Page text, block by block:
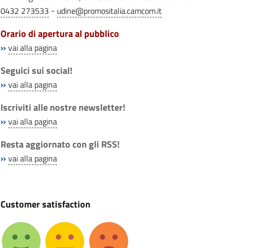
0432 273533 - udine@promositalia.camcom.it
Orario di apertura al pubblico
» vai alla pagina
Seguici sui social!
» vai alla pagina
Iscriviti alle nostre newsletter!
» vai alla pagina
Resta aggiornato con gli RSS!
» vai alla pagina
Customer satisfaction